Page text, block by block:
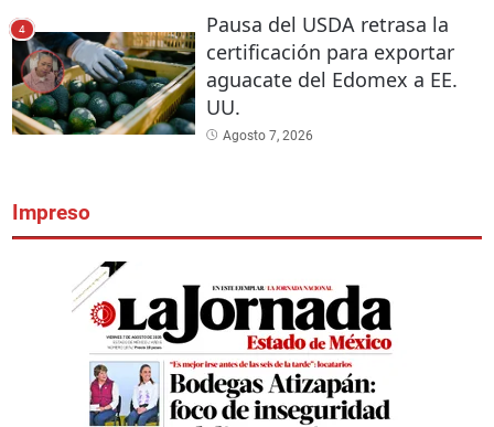
4
Pausa del USDA retrasa la
certificación para exportar
aguacate del Edomex a EE.
UU.
Agosto 7, 2026
Impreso